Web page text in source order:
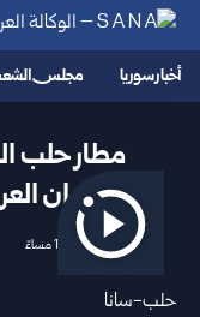
أخبار سوريا مجلس
مطار حلب
“طيران
2026/07/04 1:02 مساءً
حلب-سانا‏